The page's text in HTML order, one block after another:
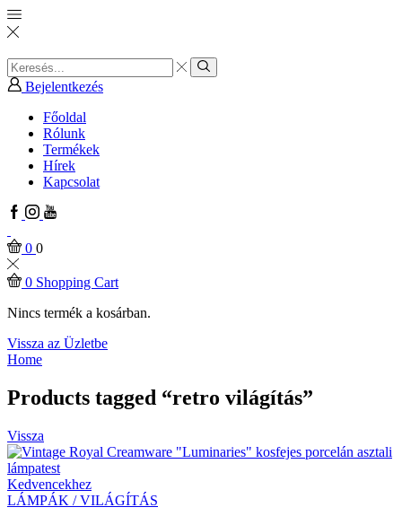
Search
input
Search
Bejelentkezés
Főoldal
Rólunk
Termékek
Hírek
Kapcsolat
Facebook
Instagram
Youtube
0 0
0 Shopping Cart
Nincs termék a kosárban.
Vissza az Üzletbe
Home
Products tagged “retro világítás”
Vissza
Kedvencekhez
LÁMPÁK / VILÁGÍTÁS